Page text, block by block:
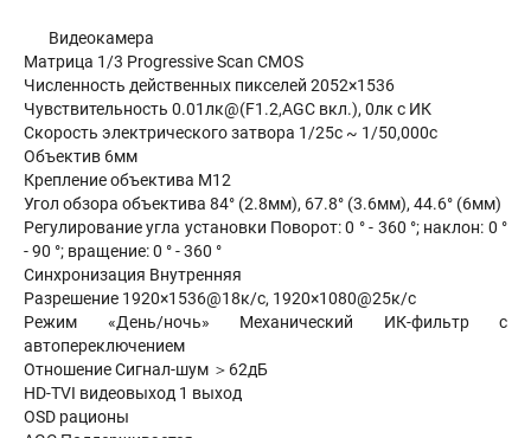
Видеокамера
Матрица 1/3 Progressive Scan CMOS
Численность действенных пикселей 2052×1536
Чувствительность 0.01лк@(F1.2,AGC вкл.), 0лк с ИК
Скорость электрического затвора 1/25с ~ 1/50,000с
Объектив 6мм
Крепление объектива М12
Угол обзора объектива 84° (2.8мм), 67.8° (3.6мм), 44.6° (6мм)
Регулирование угла установки Поворот: 0 ° - 360 °; наклон: 0 °
- 90 °; вращение: 0 ° - 360 °
Синхронизация Внутренняя
Разрешение 1920×1536@18к/с, 1920×1080@25к/с
Режим «День/ночь» Механический ИК-фильтр с
автопереключением
Отношение Сигнал-шум ＞62дБ
HD-TVI видеовыход 1 выход
OSD рационы